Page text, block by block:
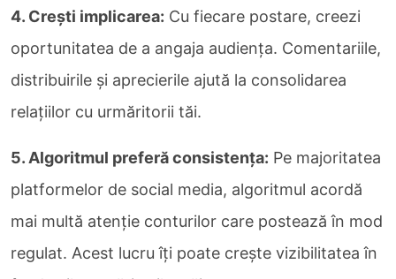
4. Crești implicarea: Cu fiecare postare, creezi
oportunitatea de a angaja audiența. Comentariile,
distribuirile și aprecierile ajută la consolidarea
relațiilor cu urmăritorii tăi.
5. Algoritmul preferă consistența: Pe majoritatea
platformelor de social media, algoritmul acordă
mai multă atenție conturilor care postează în mod
regulat. Acest lucru îți poate crește vizibilitatea în